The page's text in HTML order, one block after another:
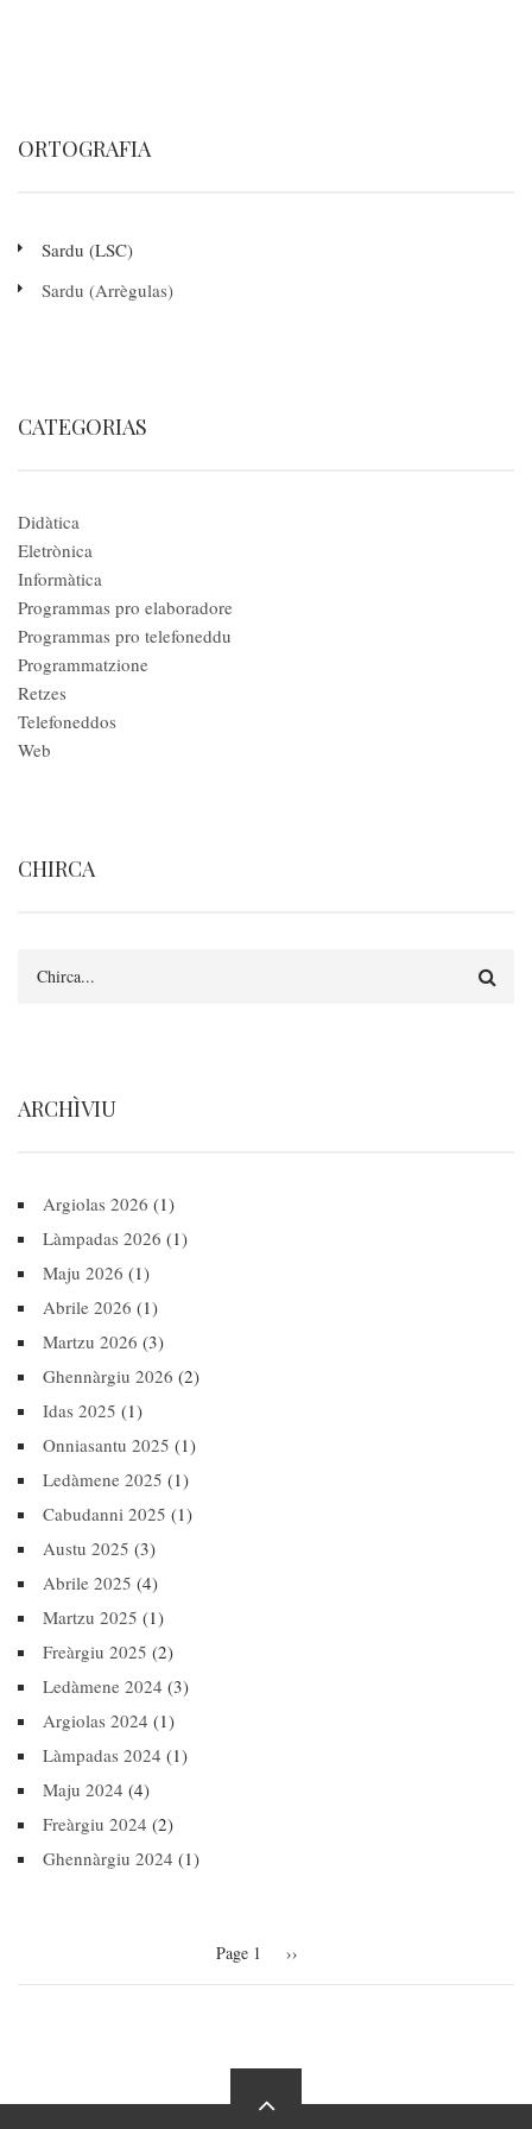
ORTOGRAFIA
Sardu (LSC)
Sardu (Arrègulas)
CATEGORIAS
Didàtica
Eletrònica
Informàtica
Programmas pro elaboradore
Programmas pro telefoneddu
Programmatzione
Retzes
Telefoneddos
Web
CHIRCA
ARCHÌVIU
Argiolas 2026 (1)
Làmpadas 2026 (1)
Maju 2026 (1)
Abrile 2026 (1)
Martzu 2026 (3)
Ghennàrgiu 2026 (2)
Idas 2025 (1)
Onniasantu 2025 (1)
Ledàmene 2025 (1)
Cabudanni 2025 (1)
Austu 2025 (3)
Abrile 2025 (4)
Martzu 2025 (1)
Freàrgiu 2025 (2)
Ledàmene 2024 (3)
Argiolas 2024 (1)
Làmpadas 2024 (1)
Maju 2024 (4)
Freàrgiu 2024 (2)
Ghennàrgiu 2024 (1)
Page 1 Next
››